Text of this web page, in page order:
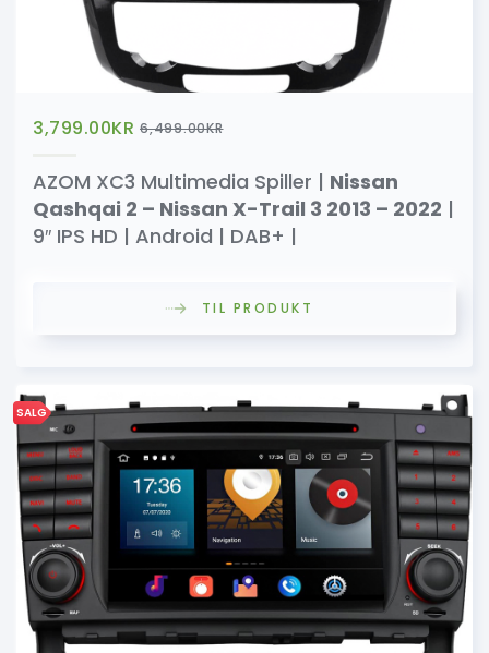
3,799.00KR 6,499.00KR
AZOM XC3 Multimedia Spiller | Nissan
Qashqai 2 – Nissan X-Trail 3 2013 – 2022 |
9″ IPS HD | Android | DAB+ |
TIL PRODUKT
SALG